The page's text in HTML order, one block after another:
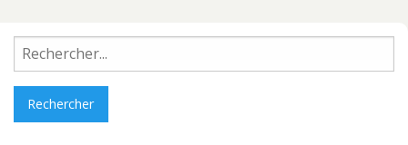
Rechercher :